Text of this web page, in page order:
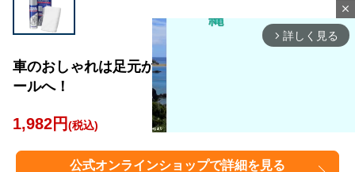
車のおしゃれは足元から！見とれる光沢のあるホイ
ールへ！
1,982円(税込)
公式オンラインショップで詳細を見る
close
arrow_forward_ios 詳しく見る